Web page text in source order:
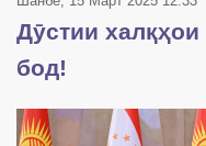
Дӯстии халқҳои
бод!